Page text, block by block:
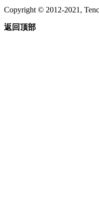
Copyright © 2012-2021,
返回顶部